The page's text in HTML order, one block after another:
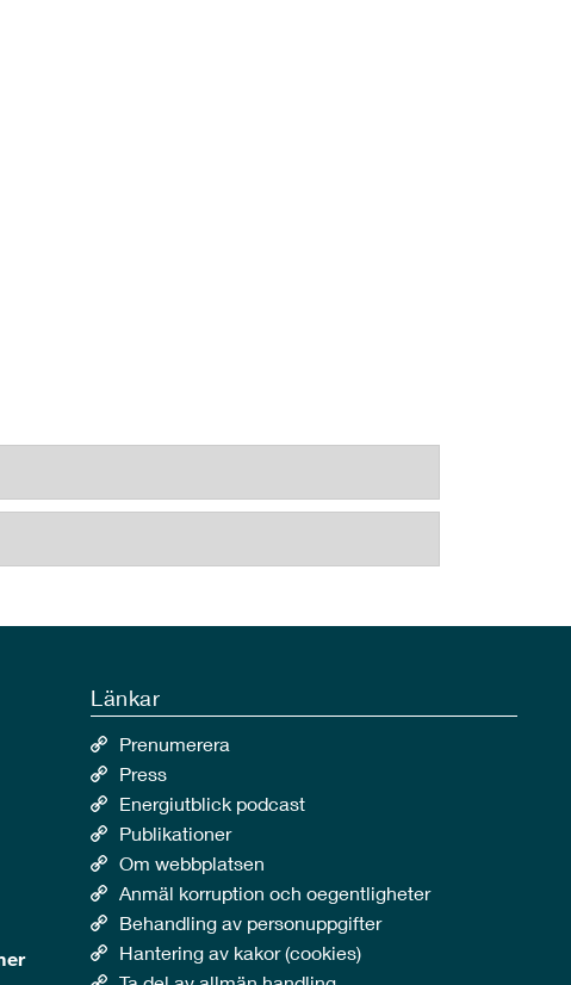
Länkar
Prenumerera
Press
Energiutblick podcast
Publikationer
Om webbplatsen
Anmäl korruption och oegentligheter
Behandling av personuppgifter
Hantering av kakor (cookies)